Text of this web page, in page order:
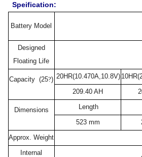
питания
котла
и среднего офиса
и продвинутых
защита)
и
Speification:
Battery Model
Designed
Floating Life
Capacity (25?) 20HR(10.470A,10.8V)
209.40 AH
Dimensions Length
523 mm
Approx. Weight
Internal